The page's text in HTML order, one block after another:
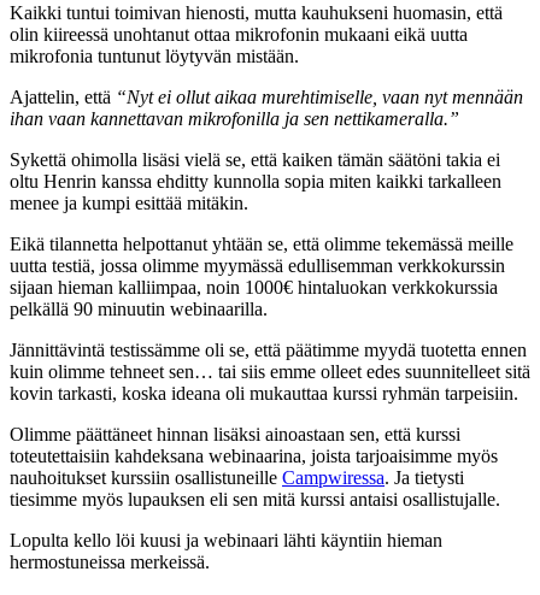
Kaikki tuntui toimivan hienosti, mutta kauhukseni huomasin, että
olin kiireessä unohtanut ottaa mikrofonin mukaani eikä uutta
mikrofonia tuntunut löytyvän mistään.
Ajattelin, että “Nyt ei ollut aikaa murehtimiselle, vaan nyt mennään
ihan vaan kannettavan mikrofonilla ja sen nettikameralla.”
Sykettä ohimolla lisäsi vielä se, että kaiken tämän säätöni takia ei
oltu Henrin kanssa ehditty kunnolla sopia miten kaikki tarkalleen
menee ja kumpi esittää mitäkin.
Eikä tilannetta helpottanut yhtään se, että olimme tekemässä meille
uutta testiä, jossa olimme myymässä edullisemman verkkokurssin
sijaan hieman kalliimpaa, noin 1000€ hintaluokan verkkokurssia
pelkällä 90 minuutin webinaarilla.
Jännittävintä testissämme oli se, että päätimme myydä tuotetta ennen
kuin olimme tehneet sen… tai siis emme olleet edes suunnitelleet sitä
kovin tarkasti, koska ideana oli mukauttaa kurssi ryhmän tarpeisiin.
Olimme päättäneet hinnan lisäksi ainoastaan sen, että kurssi
toteutettaisiin kahdeksana webinaarina, joista tarjoaisimme myös
nauhoitukset kurssiin osallistuneille Campwiressa. Ja tietysti
tiesimme myös lupauksen eli sen mitä kurssi antaisi osallistujalle.
Lopulta kello löi kuusi ja webinaari lähti käyntiin hieman
hermostuneissa merkeissä.